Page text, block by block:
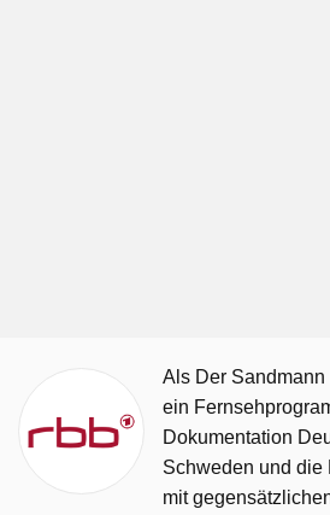
Als Der
ein
Dokumentation
Schweden und die
mit